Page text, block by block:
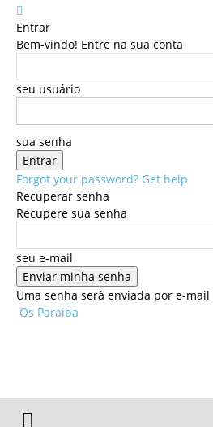
Entrar
Bem-vindo! Entre na sua conta
seu usuário
sua senha
Forgot your password? Get help
Recuperar senha
Recupere sua senha
seu e-mail
Uma senha será enviada por e-mail
Os Paraiba